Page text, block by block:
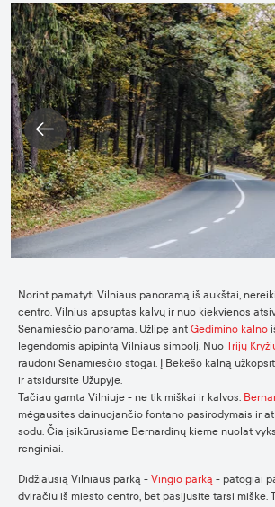
Norint pamatyti Vilniaus panoramą iš aukštai,
centro. Vilnius apsuptas kalvų ir nuo kiekvienos
Senamiesčio panorama. Užlipę ant Gedimino kalno
legendomis apipintą Vilniaus simbolį. Nuo Trijų
raudoni Senamiesčio stogai. Į Bekešo kalną
ir atsidursite Užupyje.
Tačiau gamta Vilniuje - ne tik miškai ir kalvos.
mėgausitės dainuojančio fontano pasirodymais ir
sodu. Čia įsikūrusiame Bernardinų kieme nuolat
renginiai.
Didžiausią Vilniaus parką - Vingio parką - patogiai
dviračiu iš miesto centro, bet pasijusite tarsi miške.